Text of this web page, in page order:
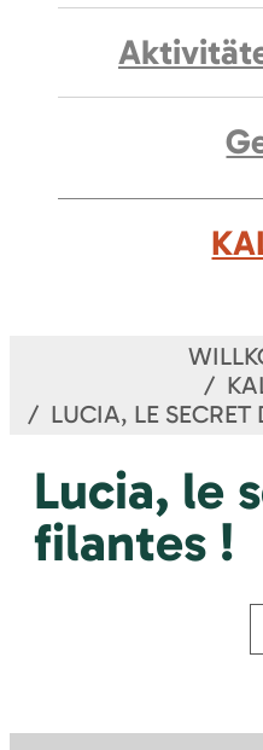
LUCIA, LE SECRET
Lucia, le
filantes !